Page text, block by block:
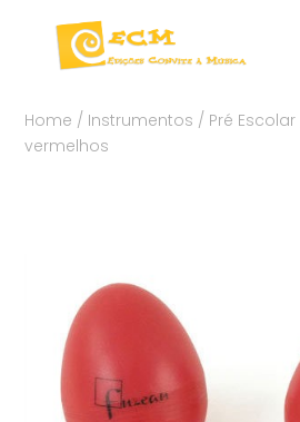
Home / Instrumentos / Pré Escolar
vermelhos